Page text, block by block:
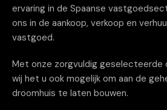
ervaring in de Spaanse
ons in de aankoop, verkoop en
vastgoed.
Met onze zorgvuldig geselecteerde
wij het u ook mogelijk om aan de
droomhuis te laten bouwen.